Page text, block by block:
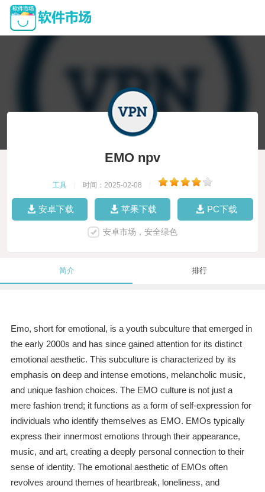
EMO npv
工具 时间：2025-02-08
安卓下载 苹果下载 PC下载
安卓市场，安全绿色
简介 排行
Emo, short for emotional, is a youth subculture that emerged in
the early 2000s and has since gained attention for its distinct
emotional aesthetic. This subculture is characterized by its
emphasis on deep and intense emotions, melancholic music,
and unique fashion choices. The EMO culture is not just a
mere fashion trend; it functions as a form of self-expression for
individuals who identify themselves as EMO. EMOs typically
express their innermost emotions through their appearance,
music, and art, creating a deeply personal connection to their
sense of identity. The emotional aesthetic of EMOs often
revolves around themes of heartbreak, loneliness, and